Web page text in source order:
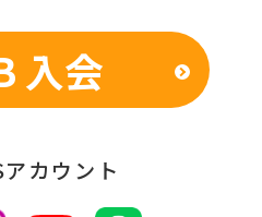
入会
カウント